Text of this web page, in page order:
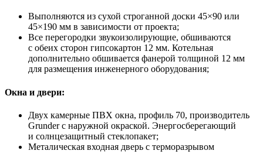
Выполняются из сухой строганной доски 45×90 или
45×190 мм в зависимости от проекта;
Все перегородки звукоизолирующие, обшиваются
с обеих сторон гипсокартон 12 мм. Котельная
дополнительно обшивается фанерой толщиной 12 мм
для размещения инженерного оборудования;
Окна и двери:
Двух камерные ПВХ окна, профиль 70, производитель
Grunder с наружной окраской. Энергосберегающий
и солнцезащитный стеклопакет;
Металическая входная дверь с терморазрывом